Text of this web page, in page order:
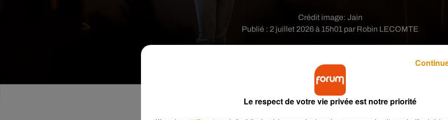
Publié : 2 juillet 2026 à 15h01 par Robin LECOMTE
Crédit image: Jain
Le respect de votre vie privée est notre priorité